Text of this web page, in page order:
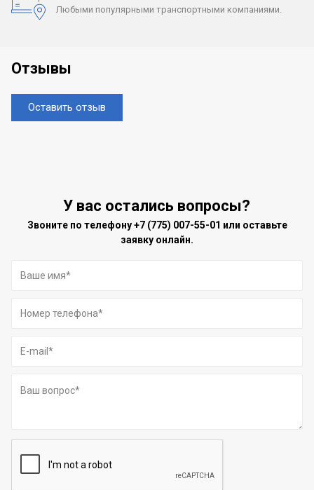
Любыми популярными транспортными компаниями.
Отзывы
Оставить отзыв
У вас остались вопросы?
Звоните по телефону+7 (775) 007-55-01 или оставьте
заявку онлайн.